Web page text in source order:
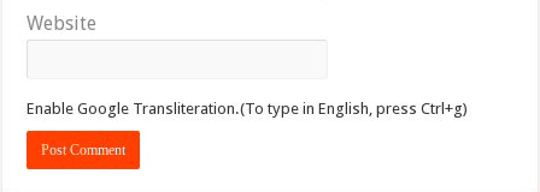
Website
Enable Google Transliteration.(To type in English, press Ctrl+g)